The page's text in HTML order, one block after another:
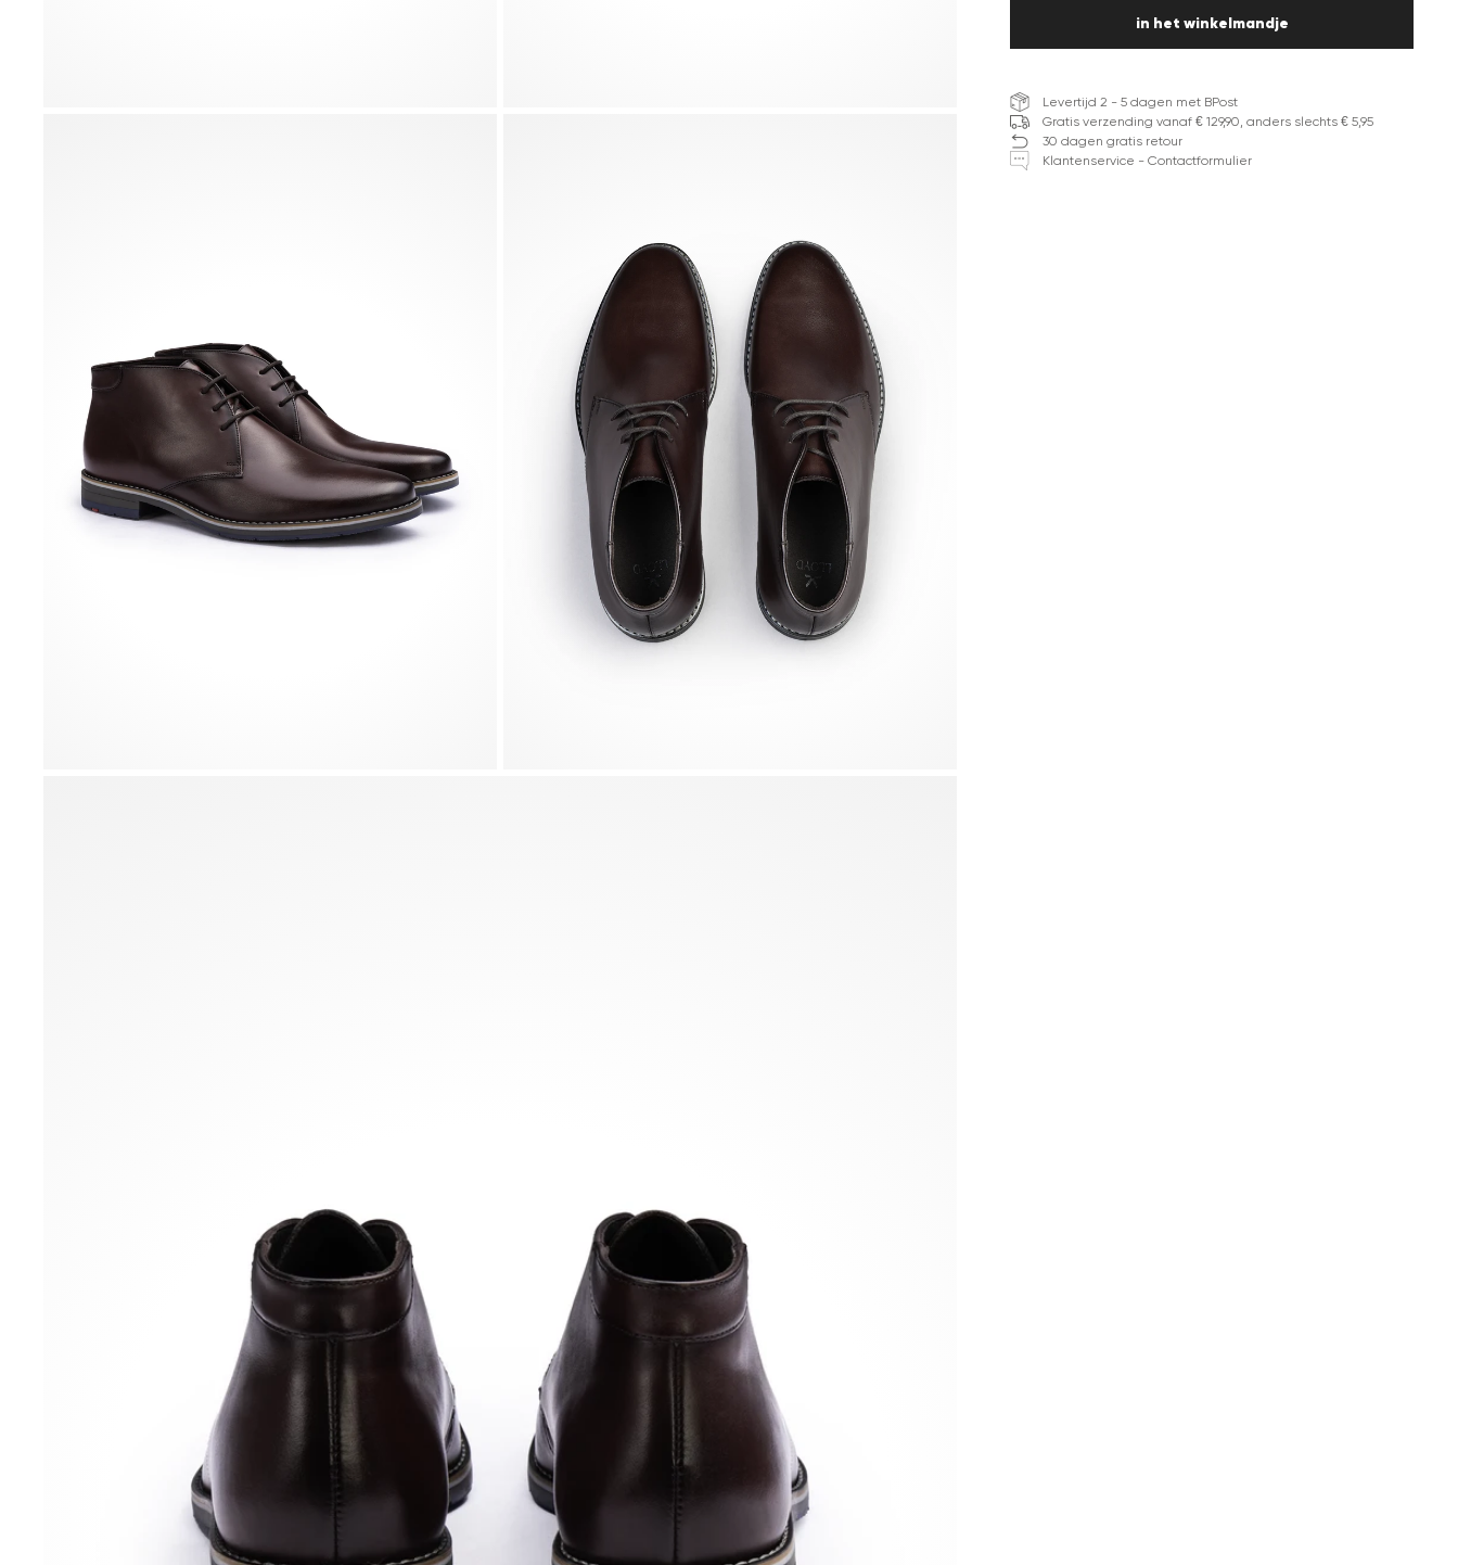
in het winkelmandje
Levertijd 2 - 5 dagen met BPost
Gratis verzending vanaf € 129,90, anders slechts € 5,95
30 dagen gratis retour
Klantenservice - Contactformulier